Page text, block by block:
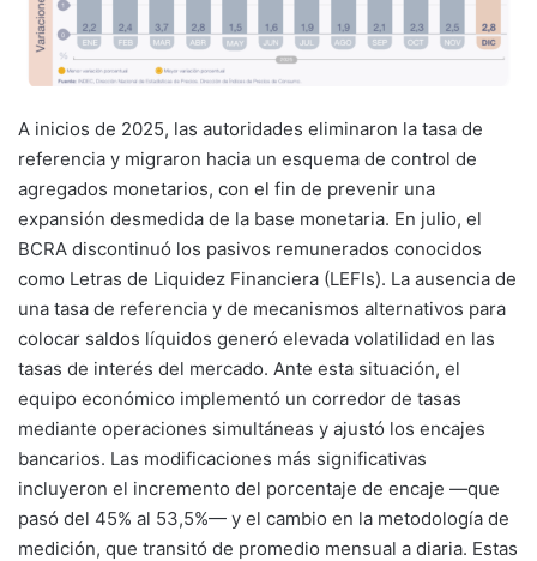
A inicios de 2025, las autoridades eliminaron la tasa de
referencia y migraron hacia un esquema de control de
agregados monetarios, con el fin de prevenir una
expansión desmedida de la base monetaria. En julio, el
BCRA discontinuó los pasivos remunerados conocidos
como Letras de Liquidez Financiera (LEFIs). La ausencia de
una tasa de referencia y de mecanismos alternativos para
colocar saldos líquidos generó elevada volatilidad en las
tasas de interés del mercado. Ante esta situación, el
equipo económico implementó un corredor de tasas
mediante operaciones simultáneas y ajustó los encajes
bancarios. Las modificaciones más significativas
incluyeron el incremento del porcentaje de encaje —que
pasó del 45% al 53,5%— y el cambio en la metodología de
medición, que transitó de promedio mensual a diaria. Estas